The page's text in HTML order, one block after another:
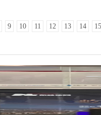
9 10 11 12 13 14 15